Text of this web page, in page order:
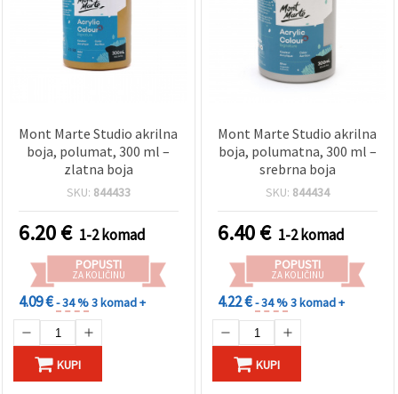
Mont Marte Studio akrilna
boja, polumat, 300 ml –
zlatna boja
SKU: 844433
6.20€ 1-2 komad
POPUSTI
ZA KOLIČINU
4.09 €- 34 %3 komad +
KUPI
Mont Marte Studio akrilna
boja, polumatna, 300 ml –
srebrna boja
SKU: 844434
6.40€ 1-2 komad
POPUSTI
ZA KOLIČINU
4.22 €- 34 %3 komad +
KUPI